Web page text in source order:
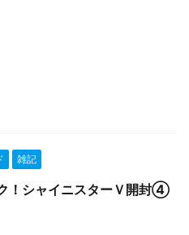
雑記
！シャイニスターＶ開封④